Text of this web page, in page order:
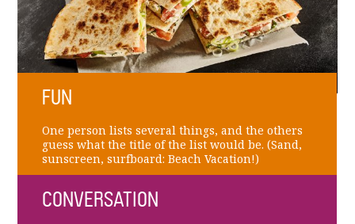
FUN
One person lists several things, and the others
guess what the title of the list would be. (Sand,
sunscreen, surfboard: Beach Vacation!)
CONVERSATION